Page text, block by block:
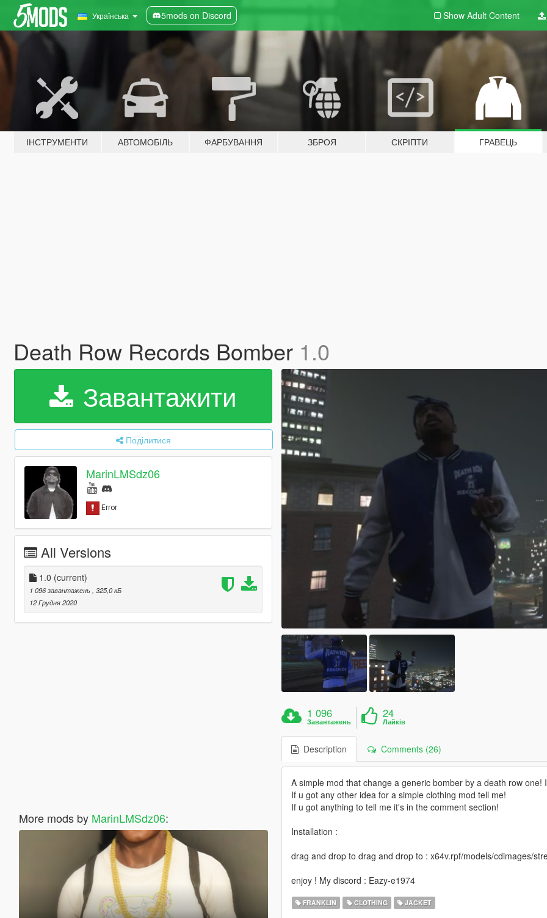
Українська 5mods on Discord Show Adult Content
ІНСТРУМЕНТИ АВТОМОБІЛЬ ФАРБУВАННЯ ЗБРОЯ СКРІПТИ ГРАВЕЦЬ
Death Row Records Bomber 1.0
Завантажити
Поділитися
MarinLMSdz06
All Versions
1.0 (current)
1 096 завантажень
, 325,0 кБ
12 Грудня 2020
More mods by MarinLMSdz06:
1 096
Завантажень
24
Лайків
Description Comments (26)
A simple mod that change a generic bomber by a death row one!
If u got any other idea for a simple clothing mod tell me!
If u got anything to tell me it's in the comment section!
Installation :
drag and drop to drag and drop to : x64v.rpf/models/cdimages/
enjoy ! My discord : Eazy-e1974
FRANKLIN CLOTHING JACKET